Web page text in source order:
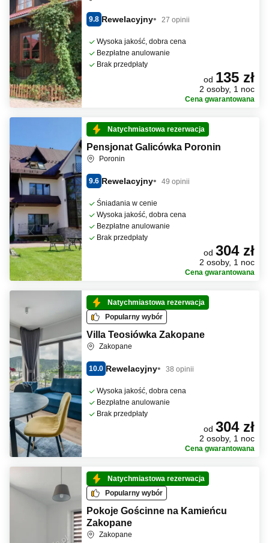
9.8 Rewelacyjny 27 opinii
Wysoka jakość, dobra cena
Bezpłatne anulowanie
Brak przedpłaty
od 135 zł
2 osoby, 1 noc
Cena gwarantowana
Natychmiastowa rezerwacja
Pensjonat Galicówka Poronin
Poronin
9.6 Rewelacyjny 49 opinii
Śniadania w cenie
Wysoka jakość, dobra cena
Bezpłatne anulowanie
Brak przedpłaty
od 304 zł
2 osoby, 1 noc
Cena gwarantowana
Natychmiastowa rezerwacja
Popularny wybór
Villa Teosiówka Zakopane
Zakopane
10.0 Rewelacyjny 38 opinii
Wysoka jakość, dobra cena
Bezpłatne anulowanie
Brak przedpłaty
od 304 zł
2 osoby, 1 noc
Cena gwarantowana
Natychmiastowa rezerwacja
Popularny wybór
Pokoje Gościnne na Kamieńcu
Zakopane
Zakopane